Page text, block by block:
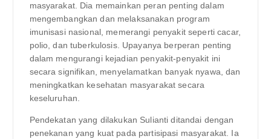
masyarakat. Dia memainkan peran penting dalam
mengembangkan dan melaksanakan program
imunisasi nasional, memerangi penyakit seperti cacar,
polio, dan tuberkulosis. Upayanya berperan penting
dalam mengurangi kejadian penyakit-penyakit ini
secara signifikan, menyelamatkan banyak nyawa, dan
meningkatkan kesehatan masyarakat secara
keseluruhan.
Pendekatan yang dilakukan Sulianti ditandai dengan
penekanan yang kuat pada partisipasi masyarakat. Ia